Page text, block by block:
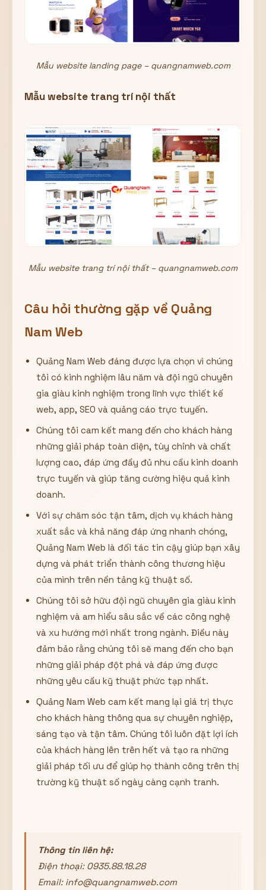
Mẫu website landing page – quangnamweb.com
Mẫu website trang trí nội thất
Mẫu website trang trí nội thất – quangnamweb.com
Câu hỏi thường gặp về Quảng
Nam Web
Quảng Nam Web đáng được lựa chọn vì chúng
tôi có kinh nghiệm lâu năm và đội ngũ chuyên
gia giàu kinh nghiệm trong lĩnh vực thiết kế
web, app, SEO và quảng cáo trực tuyến.
Chúng tôi cam kết mang đến cho khách hàng
những giải pháp toàn diện, tùy chỉnh và chất
lượng cao, đáp ứng đầy đủ nhu cầu kinh doanh
trực tuyến và giúp tăng cường hiệu quả kinh
doanh.
Với sự chăm sóc tận tâm, dịch vụ khách hàng
xuất sắc và khả năng đáp ứng nhanh chóng,
Quảng Nam Web là đối tác tin cậy giúp bạn xây
dựng và phát triển thành công thương hiệu
của mình trên nền tảng kỹ thuật số.
Chúng tôi sở hữu đội ngũ chuyên gia giàu kinh
nghiệm và am hiểu sâu sắc về các công nghệ
và xu hướng mới nhất trong ngành. Điều này
đảm bảo rằng chúng tôi sẽ mang đến cho bạn
những giải pháp đột phá và đáp ứng được
những yêu cầu kỹ thuật phức tạp nhất.
Quảng Nam Web cam kết mang lại giá trị thực
cho khách hàng thông qua sự chuyên nghiệp,
sáng tạo và tận tâm. Chúng tôi luôn đặt lợi ích
của khách hàng lên trên hết và tạo ra những
giải pháp tối ưu để giúp họ thành công trên thị
trường kỹ thuật số ngày càng cạnh tranh.
Thông tin liên hệ:
Điện thoại: 0935.88.18.28
Email: info@quangnamweb.com